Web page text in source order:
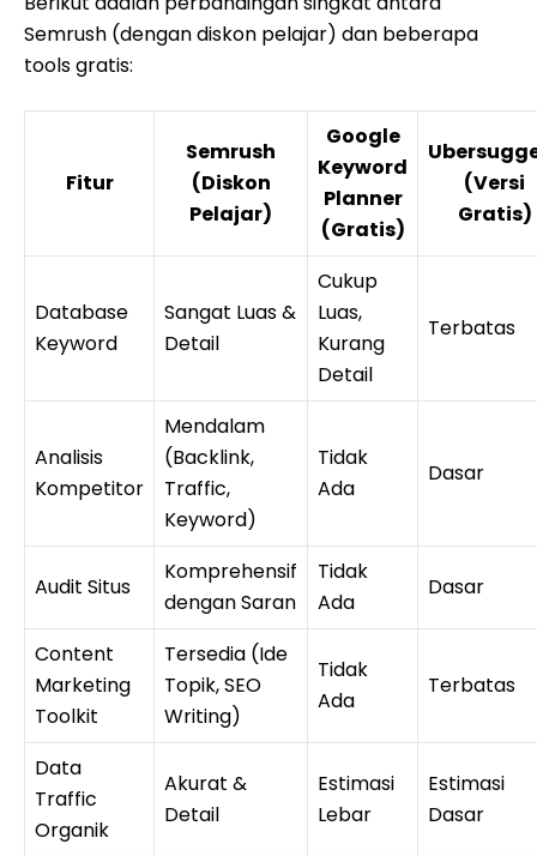
Semrush (dengan diskon pelajar) dan beberapa
tools gratis:
Fitur
Semrush
(Diskon
Pelajar)
Google
Keyword
Planner
(Gratis)
(Versi
Gratis)
Database
Keyword
Sangat Luas &
Detail
Cukup
Luas,
Kurang
Detail
Terbatas
Analisis
Kompetitor
Mendalam
(Backlink,
Traffic,
Keyword)
Tidak
Ada
Dasar
Audit Situs
Komprehensif
dengan Saran
Tidak
Ada
Dasar
Content
Marketing
Toolkit
Tersedia (Ide
Topik, SEO
Writing)
Tidak
Ada
Terbatas
Data
Traffic
Organik
Akurat &
Detail
Estimasi
Lebar
Estimasi
Dasar